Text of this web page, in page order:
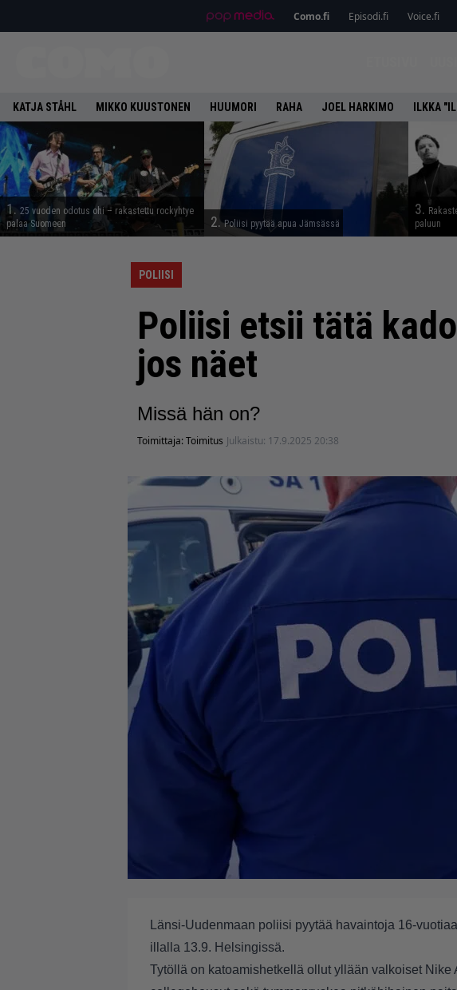
Como.fi Episodi.fi Voice.fi
KATJA STÅHL MIKKO KUUSTONEN HUUMORI RAHA JOEL HARKIMO ILKKA
1. 25 vuoden odotus ohi – rakastettu rockyhtye
palaa Suomeen
2.Poliisi pyytää apua Jämsässä
3.
paluun
POLIISI
Poliisi etsii tätä
jos näet
Missä hän on?
Toimittaja:Toimitus Julkaistu: 17.9.2025 20:38
Länsi-Uudenmaan poliisi pyytää havaintoja 16-
illalla 13.9. Helsingissä.
Tytöllä on katoamishetkellä ollut yllään valkoiset Nike